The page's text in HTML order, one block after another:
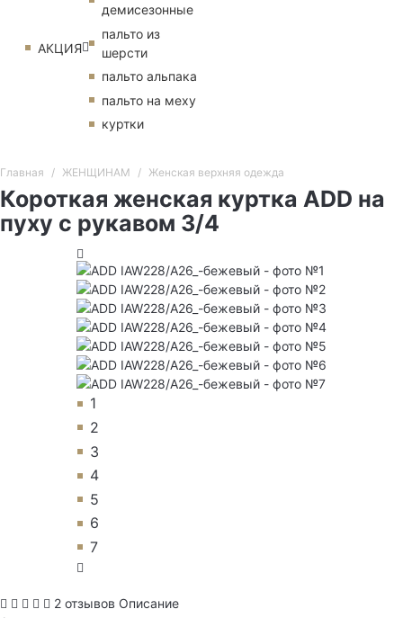
АКЦИЯ
демисезонные
пальто из
шерсти
пальто альпака
пальто на меху
куртки
Главная ЖЕНЩИНАМ Женская верхняя одежда
Короткая женская куртка ADD на
пуху с рукавом 3/4
1
2
3
4
5
6
7
2 отзывов Описание